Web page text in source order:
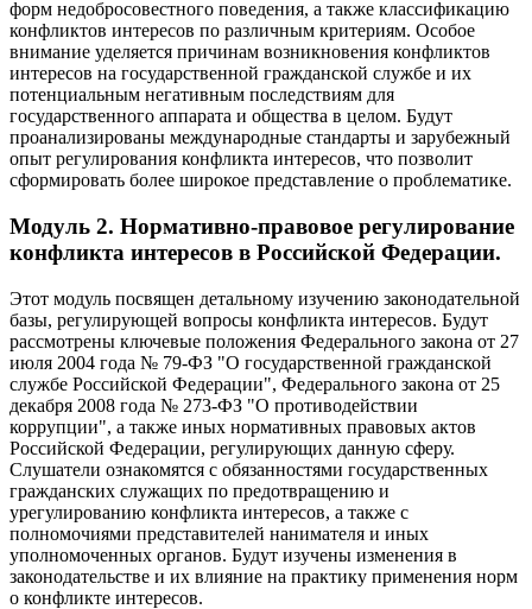
форм недобросовестного поведения, а также классификацию
конфликтов интересов по различным критериям. Особое
внимание уделяется причинам возникновения конфликтов
интересов на государственной гражданской службе и их
потенциальным негативным последствиям для
государственного аппарата и общества в целом. Будут
проанализированы международные стандарты и зарубежный
опыт регулирования конфликта интересов, что позволит
сформировать более широкое представление о проблематике.
Модуль 2. Нормативно-правовое регулирование
конфликта интересов в Российской Федерации.
Этот модуль посвящен детальному изучению законодательной
базы, регулирующей вопросы конфликта интересов. Будут
рассмотрены ключевые положения Федерального закона от 27
июля 2004 года № 79-ФЗ "О государственной гражданской
службе Российской Федерации", Федерального закона от 25
декабря 2008 года № 273-ФЗ "О противодействии
коррупции", а также иных нормативных правовых актов
Российской Федерации, регулирующих данную сферу.
Слушатели ознакомятся с обязанностями государственных
гражданских служащих по предотвращению и
урегулированию конфликта интересов, а также с
полномочиями представителей нанимателя и иных
уполномоченных органов. Будут изучены изменения в
законодательстве и их влияние на практику применения норм
о конфликте интересов.